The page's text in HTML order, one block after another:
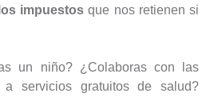
impuestos que nos retienen si
un niño? ¿Colaboras con las
a servicios gratuitos de salud?